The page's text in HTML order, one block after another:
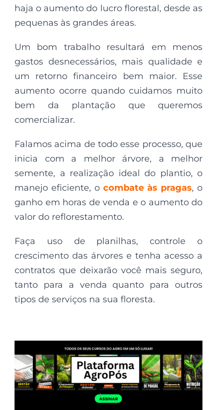
haja o aumento do lucro florestal, desde as
pequenas às grandes áreas.
Um bom trabalho resultará em menos
gastos desnecessários, mais qualidade e
um retorno financeiro bem maior. Esse
aumento ocorre quando cuidamos muito
bem da plantação que queremos
comercializar.
Falamos acima de todo esse processo, que
inicia com a melhor árvore, a melhor
semente, a realização ideal do plantio, o
manejo eficiente, o combate às pragas, o
ganho em horas de venda e o aumento do
valor do reflorestamento.
Faça uso de planilhas, controle o
crescimento das árvores e tenha acesso a
contratos que deixarão você mais seguro,
tanto para a venda quanto para outros
tipos de serviços na sua floresta.